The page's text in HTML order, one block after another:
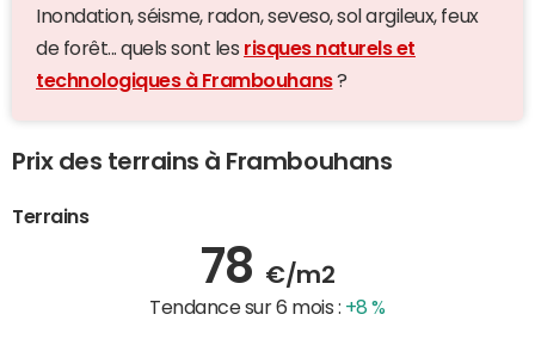
Inondation, séisme, radon, seveso, sol argileux, feux
de forêt... quels sont les risques naturels et
technologiques à Frambouhans?
Prix des terrains à Frambouhans
Terrains
78 €/m2
Tendance sur 6 mois : +8 %